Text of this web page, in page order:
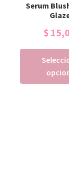
Serum
$